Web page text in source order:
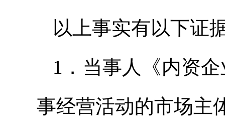
以上事实有以下证
1．当事人《内资
事经营活动的市场主